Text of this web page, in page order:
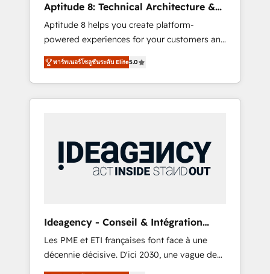
synchronisation API, audit et maintenance) ➤
La création de sites internet de conversion
qui transforment les visiteurs en
opportunités d'affaires ➤ La mise en place
de stratégies d'acquisition marketing (SEO,
SEA, inbound, automatisation marketing,
ABM, IA, emailing) Informations clés : - 10 ans
certifications HubSpot cumulées
Aptitude 8: Technical Architecture &
Deployment
Aptitude 8 helps you create platform-
powered experiences for your customers and
teams. We build multi-hub solutions and
orchestrate operations across your entire
tech stack. Aptitude 8 is trusted by top
brands such as Lenovo, Bluetooth,
Association, Randstad, Uber Freight, and
HubSpot itself. We have the largest technical
consulting team of any HubSpot partner and
extensibility. When you work with Aptitude 8,
you get a team – not an individual – with
embedded consulting, strategy,
development, and project management. We
พาร์ทเนอร์โซลูชันระดับ Elite5.0
Ideagency - Conseil & Intégration
HubSpot
Les PME et ETI françaises font face à une
décennie décisive. D'ici 2030, une vague de
consolidation va recomposer le marché.